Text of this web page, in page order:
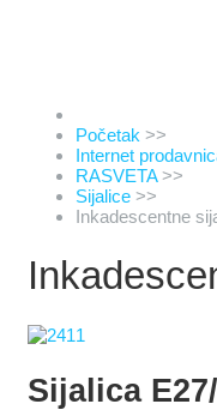
Početak >>
Internet
RASVETA >>
Sijalice >>
Inkadescentne
Sijalica